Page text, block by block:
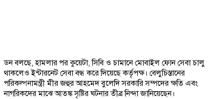
ডন বলছে, হামলার পর কুয়েটা, সিবি ও চামানে মোবাইল ফোন সেবা চালু
থাকলেও ইন্টারনেট সেবা বন্ধ করে দিয়েছে কর্তৃপক্ষ। বেলুচিস্তানের
পরিকল্পনামন্ত্রী মীর জহুর আহমেদ বুলেদি সরকারি সম্পদের ক্ষতি এবং
নাগরিকদের মাঝে আতঙ্ক সৃষ্টির ঘটনার তীব্র নিন্দা জানিয়েছেন।